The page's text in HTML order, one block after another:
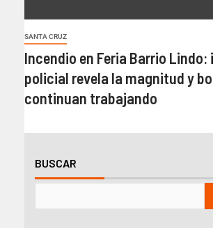
SANTA CRUZ
Incendio en Feria Barrio
policial revela la magnitud y
continuan trabajando
BUSCAR